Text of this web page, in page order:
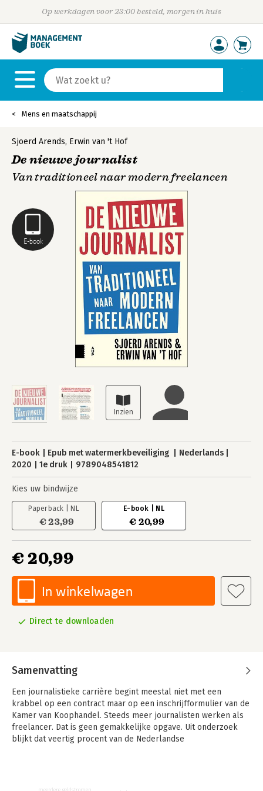
Op werkdagen voor 23:00 besteld, morgen in huis
Mens en maatschappij
E-book
Sjoerd Arends, Erwin van 't Hof
De nieuwe journalist
Van traditioneel naar modern freelancen
E-book Epub met watermerkbeveiliging
Nederlands
2020
1e druk 9789048541812
Kies uw bindwijze
Paperback | NL
€ 23,99
E-book | NL
€ 20,99
€ 20,99
In winkelwagen
Direct te downloaden
Samenvatting
Een journalistieke carrière begint meestal niet met een
krabbel op een contract maar op een inschrijfformulier van de
Kamer van Koophandel. Steeds meer journalisten werken als
freelancer. Dat is geen gemakkelijke opgave. Uit onderzoek
blijkt dat veertig procent van de Nederlandse